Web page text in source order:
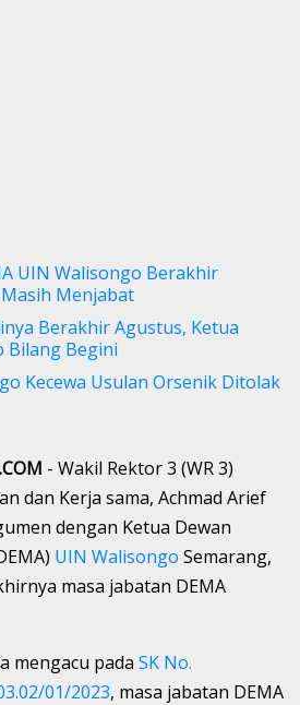
UIN Walisongo Berakhir
Menjabat
Berakhir Agustus, Ketua
Bilang Begini
Kecewa Usulan Orsenik Ditolak
- Wakil Rektor 3 (WR 3)
dan Kerja sama, Achmad Arief
dengan Ketua Dewan
UIN WalisongoSemarang,
masa jabatan DEMA
mengacu padaSK No.
01/2023, masa jabatan DEMA